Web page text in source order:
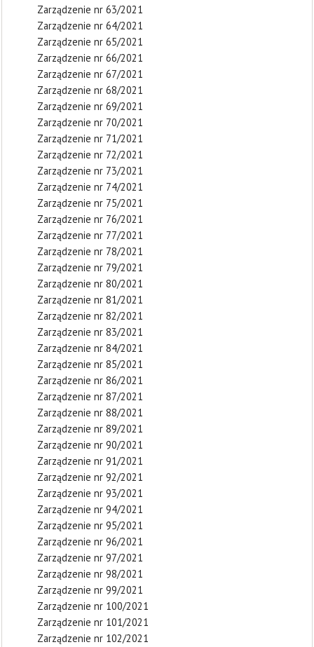
Zarządzenie nr 63/2021
Zarządzenie nr 64/2021
Zarządzenie nr 65/2021
Zarządzenie nr 66/2021
Zarządzenie nr 67/2021
Zarządzenie nr 68/2021
Zarządzenie nr 69/2021
Zarządzenie nr 70/2021
Zarządzenie nr 71/2021
Zarządzenie nr 72/2021
Zarządzenie nr 73/2021
Zarządzenie nr 74/2021
Zarządzenie nr 75/2021
Zarządzenie nr 76/2021
Zarządzenie nr 77/2021
Zarządzenie nr 78/2021
Zarządzenie nr 79/2021
Zarządzenie nr 80/2021
Zarządzenie nr 81/2021
Zarządzenie nr 82/2021
Zarządzenie nr 83/2021
Zarządzenie nr 84/2021
Zarządzenie nr 85/2021
Zarządzenie nr 86/2021
Zarządzenie nr 87/2021
Zarządzenie nr 88/2021
Zarządzenie nr 89/2021
Zarządzenie nr 90/2021
Zarządzenie nr 91/2021
Zarządzenie nr 92/2021
Zarządzenie nr 93/2021
Zarządzenie nr 94/2021
Zarządzenie nr 95/2021
Zarządzenie nr 96/2021
Zarządzenie nr 97/2021
Zarządzenie nr 98/2021
Zarządzenie nr 99/2021
Zarządzenie nr 100/2021
Zarządzenie nr 101/2021
Zarządzenie nr 102/2021